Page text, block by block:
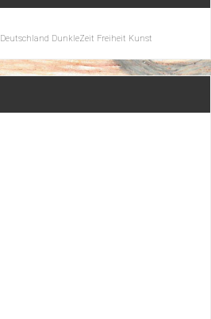
Deutschland DunkleZeit Freiheit Kunst